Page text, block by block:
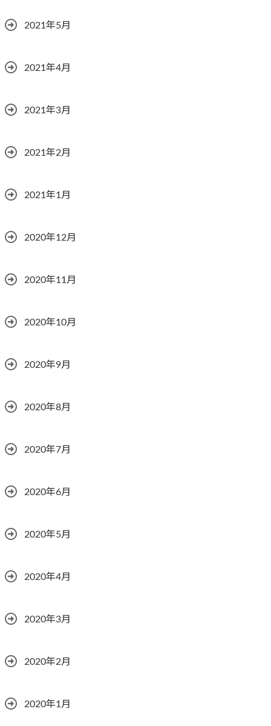
2021年5月
2021年4月
2021年3月
2021年2月
2021年1月
2020年12月
2020年11月
2020年10月
2020年9月
2020年8月
2020年7月
2020年6月
2020年5月
2020年4月
2020年3月
2020年2月
2020年1月